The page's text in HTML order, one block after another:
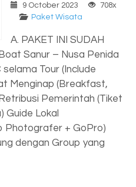
9 October 2023
708x
Paket Wisata
A. PAKET INI SUDAH
Sanur – Nusa Penida
Tour (Include
Menginap (Breakfast,
Pemerintah (Tiket
Guide Lokal
Photografer + GoPro)
dengan Group yang